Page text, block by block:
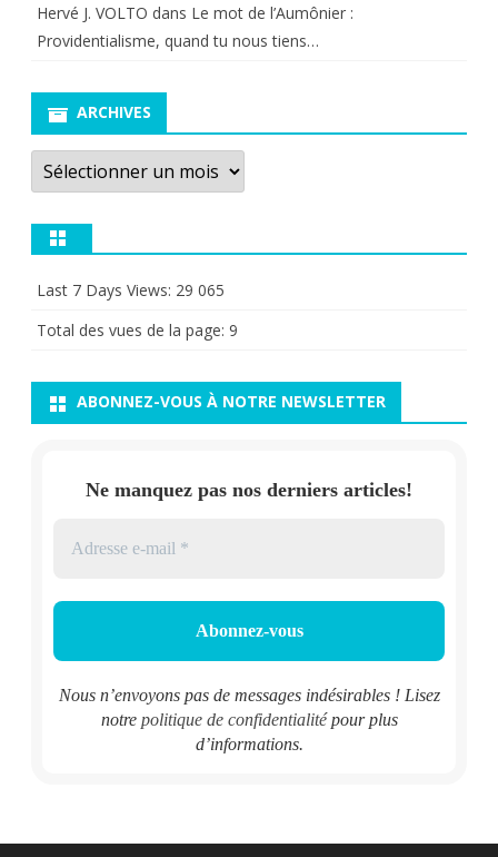
Hervé J. VOLTO dans Le mot de l’Aumônier :
Providentialisme, quand tu nous tiens…
ARCHIVES
Archives
Last 7 Days Views: 29 065
Total des vues de la page: 9
ABONNEZ-VOUS À NOTRE NEWSLETTER
Ne manquez pas nos derniers articles!
Nous n’envoyons pas de messages indésirables ! Lisez
notre politique de confidentialitépour plus
d’informations.